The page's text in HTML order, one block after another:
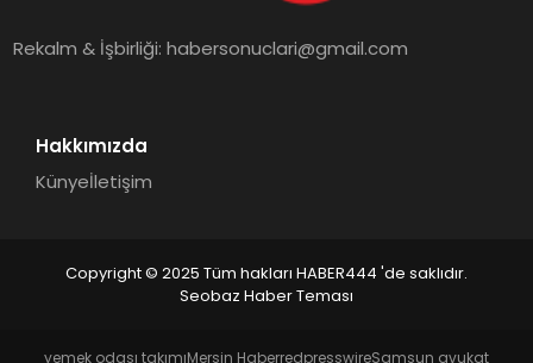
YAŞAM
Rekalm & İşbirliği:habersonuclari@gmail.com
Hakkımızda
Künyeİletişim
Copyright © 2025 Tüm hakları HABER444 'de saklıdır.
Seobaz Haber Teması
yemek odası takımıMersin HaberredpresswireSamsun avukat